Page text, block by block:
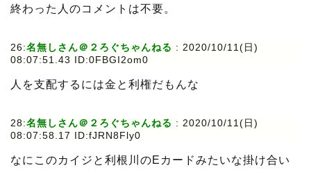
終わった人のコメントは不要。
26:名無しさん＠２ろぐちゃんねる : 2020/10/11(日)
08:07:51.43 ID:0FBGI2om0
人を支配するには金と利権だもんな
28:名無しさん＠２ろぐちゃんねる : 2020/10/11(日)
08:07:58.17 ID:fJRN8Fly0
なにこのカイジと利根川のEカードみたいな掛け合い